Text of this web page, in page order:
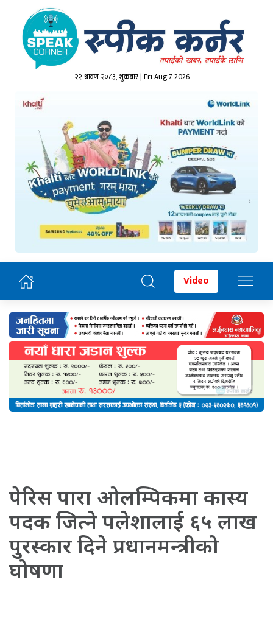
२२ श्रावण २०८३, शुक्रबार | Fri Aug 7 2026
Video
पेरिस पारा ओलम्पिकमा कास्य
पदक जित्ने पलेशालाई ६५ लाख
पुरस्कार दिने प्रधानमन्त्रीको
घोषणा